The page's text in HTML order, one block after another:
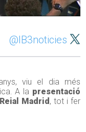
@IB3noticies
viu el dia més
A la presentació
Madrid , tot i fer